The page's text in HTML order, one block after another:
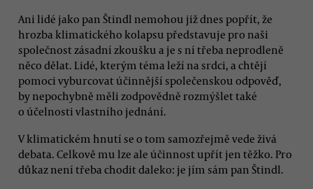
Ani lidé jako pan Štindl nemohou již dnes popřít, že
hrozba klimatického kolapsu představuje pro naši
společnost zásadní zkoušku a je s ní třeba neprodleně
něco dělat. Lidé, kterým téma leží na srdci, a chtějí
pomoci vyburcovat účinnější společenskou odpověď,
by nepochybně měli zodpovědně rozmýšlet také
o účelnosti vlastního jednání.
V klimatickém hnutí se o tom samozřejmě vede živá
debata. Celkově mu lze ale účinnost upřít jen těžko. Pro
důkaz není třeba chodit daleko: je jím sám pan Štindl.